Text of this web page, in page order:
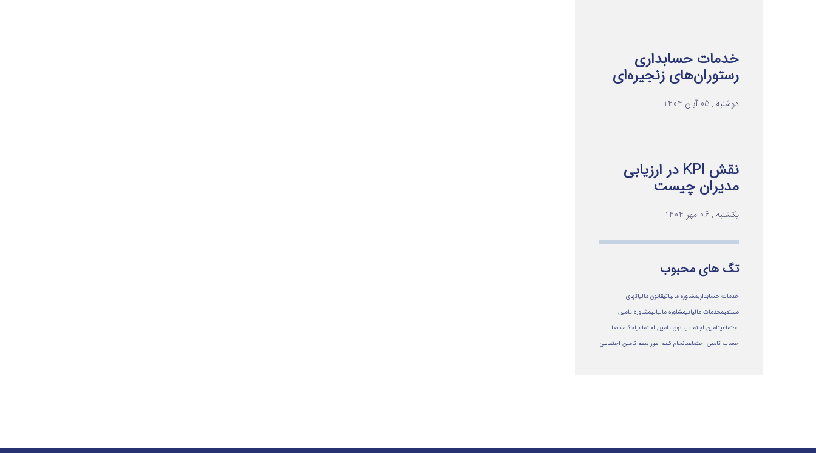
خدمات حسابداری
رستوران‌های زنجیره‌ای
دوشنبه , 05 آبان 1404
نقش KPI در ارزیابی
مدیران چیست
یکشنبه , 06 مهر 1404
تگ های محبوب
خدمات حسابداریمشاوره مالیاتیقانون مالیاتهای
مستقیمخدمات مالیاتیمشاوره مالياتيمشاوره تامین
اجتماعیتامین اجتماعیقانون تامین اجتماعیاخذ مفاصا
حساب تامین اجتماعیانجام کلیه امور بیمه تامین اجتماعی